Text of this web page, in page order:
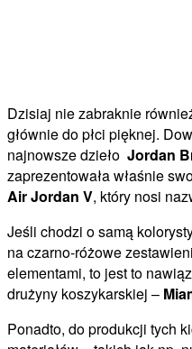
Dzisiaj nie zabraknie
głównie do płci pięknej.
najnowsze dzieło Jordan
zaprezentowała właśnie
Air Jordan V, który nosi
Jeśli chodzi o samą
na czarno-różowe
elementami, to jest to
drużyny koszykarskiej –
Ponadto, do produkcji tych